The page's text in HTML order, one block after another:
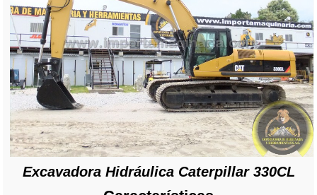
Excavadora Hidráulica Caterpillar 330CL